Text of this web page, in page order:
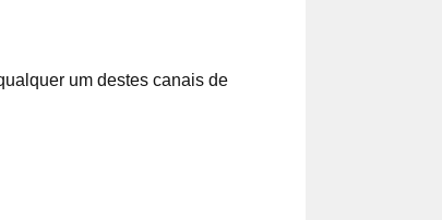
um destes canais de